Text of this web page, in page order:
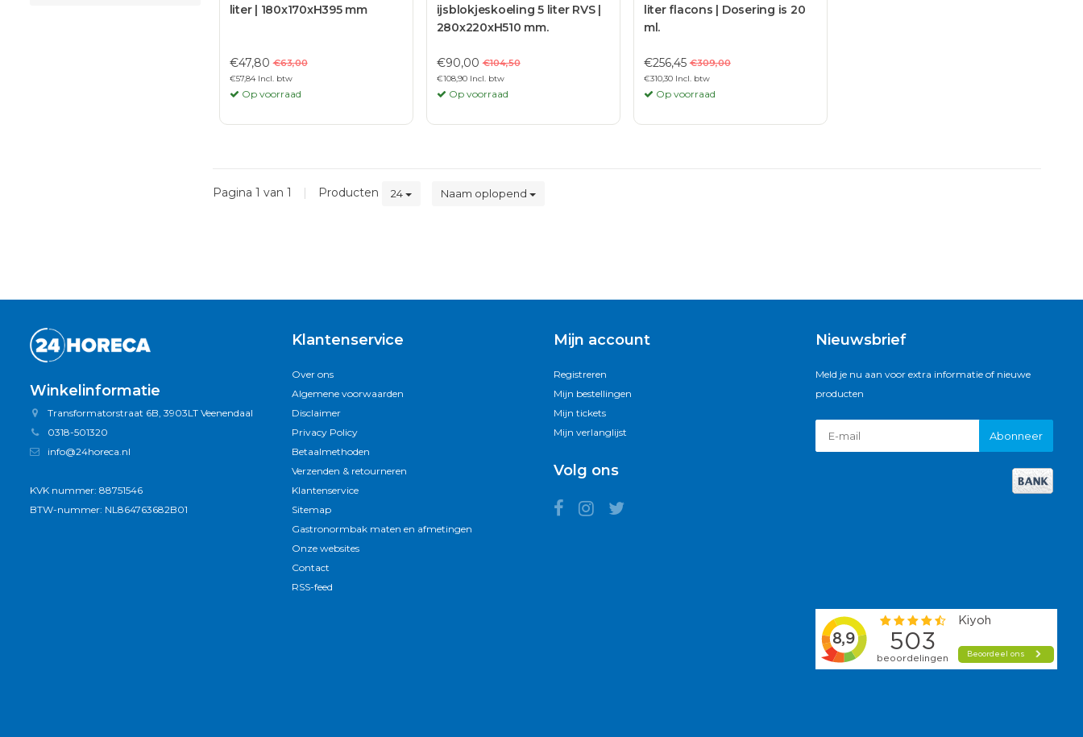
liter | 180x170xH395 mm
€47,80 €63,00
€57,84 Incl. btw
Op voorraad
ijsblokjeskoeling 5 liter RVS |
280x220xH510 mm.
€90,00 €104,50
€108,90 Incl. btw
Op voorraad
liter flacons | Dosering is 20
ml.
€256,45 €309,00
€310,30 Incl. btw
Op voorraad
Pagina 1 van 1 | Producten 24 Naam oplopend
Winkelinformatie
Transformatorstraat 6B, 3903LT Veenendaal
0318-501320
info@24horeca.nl
KVK nummer: 88751546
BTW-nummer: NL864763682B01
Klantenservice
Over ons
Algemene voorwaarden
Disclaimer
Privacy Policy
Betaalmethoden
Verzenden & retourneren
Klantenservice
Sitemap
Gastronormbak maten en afmetingen
Onze websites
Contact
RSS-feed
Mijn account
Registreren
Mijn bestellingen
Mijn tickets
Mijn verlanglijst
Volg ons
Nieuwsbrief
Meld je nu aan voor extra informatie of nieuwe
producten
Abonneer